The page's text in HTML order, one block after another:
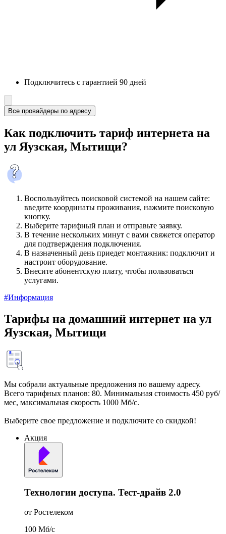
Подключитесь с гарантией 90 дней
Все провайдеры по адресу
Как подключить тариф интернета на
ул Яузская, Мытищи?
Воспользуйтесь поисковой системой на нашем сайте:
введите координаты проживания, нажмите поисковую
кнопку.
Выберите тарифный план и отправьте заявку.
В течение нескольких минут с вами свяжется оператор
для подтверждения подключения.
В назначенный день приедет монтажник: подключит и
настроит оборудование.
Внесите абонентскую плату, чтобы пользоваться
услугами.
#Информация
Тарифы на домашний интернет на ул
Яузская, Мытищи
Мы собрали актуальные предложения по вашему адресу.
Всего тарифных планов: 80. Минимальная стоимость 450 руб/
мес, максимальная скорость 1000 Мб/с.
Выберите свое предложение и подключите со скидкой!
Акция
Технологии доступа. Тест-драйв 2.0
от Ростелеком
100 Мб/c